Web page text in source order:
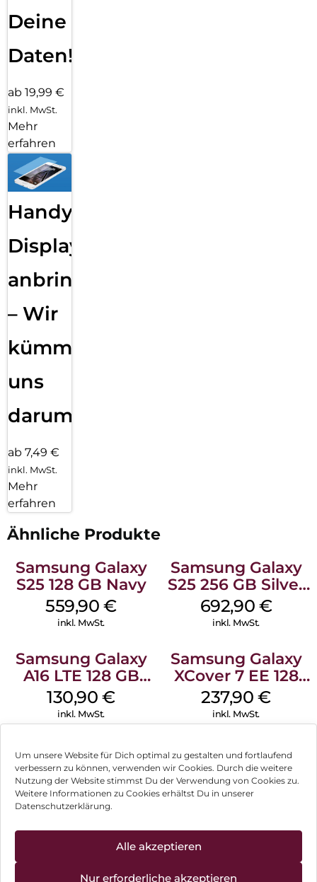
Um unsere Website für Dich optimal zu gestalten und fortlaufend
verbessern zu können, verwenden wir Cookies. Durch die weitere
Nutzung der Website stimmst Du der Verwendung von Cookies zu.
Weitere Informationen zu Cookies erhältst Du in unserer
Datenschutzerklärung.
Alle akzeptieren
Nur erforderliche akzeptieren
Deine
Daten!
ab 19,99 €
inkl. MwSt.
Mehr
erfahren
Handy
Displayfolie
anbringen
– Wir
kümmern
uns
darum!
ab 7,49 €
inkl. MwSt.
Mehr
erfahren
Ähnliche Produkte
Samsung Galaxy
S25 128 GB Navy
559,90€
inkl. MwSt.
Samsung Galaxy
S25 256 GB Silver
Shadow
692,90 €
inkl. MwSt.
Samsung Galaxy
A16 LTE 128 GB
Black
130,90€
inkl. MwSt.
Samsung Galaxy
XCover 7 EE 128
GB Black
237,90€
inkl. MwSt.
Doro Leva L30
Graphite/Weiß
119,90€
inkl. MwSt.
Nothing Phone
(3a) Pro 256 GB
Grey
430,90€
Crosscall Core S5
Motorola Moto
Charcoal Gray
Können wir Dir behilflich sein?